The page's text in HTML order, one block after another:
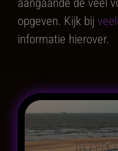
aangaande de veel
opgeven. Kijk bij
informatie hierover.